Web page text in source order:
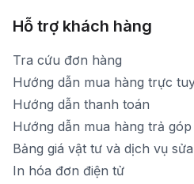
Hỗ trợ khách hàng
Tra cứu đơn hàng
Hướng dẫn mua hàng trực
Hướng dẫn thanh toán
Hướng dẫn mua hàng trả góp
Bảng giá vật tư và dịch vụ
In hóa đơn điện tử